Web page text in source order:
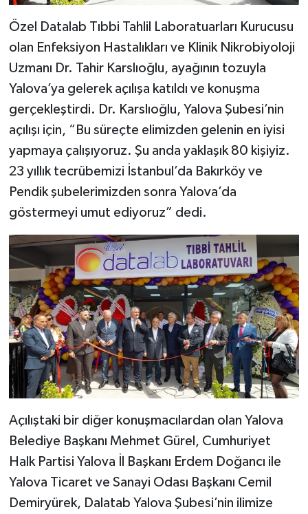
Özel Datalab Tıbbi Tahlil Laboratuarları Kurucusu
olan Enfeksiyon Hastalıkları ve Klinik Nikrobiyoloji
Uzmanı Dr. Tahir Karslıoğlu, ayağının tozuyla
Yalova’ya gelerek açılışa katıldı ve konuşma
gerçekleştirdi. Dr. Karslıoğlu, Yalova Şubesi’nin
açılışı için, “Bu süreçte elimizden gelenin en iyisi
yapmaya çalışıyoruz. Şu anda yaklaşık 80 kişiyiz.
23 yıllık tecrübemizi İstanbul’da Bakırköy ve
Pendik şubelerimizden sonra Yalova’da
göstermeyi umut ediyoruz” dedi.
Açılıştaki bir diğer konuşmacılardan olan Yalova
Belediye Başkanı Mehmet Gürel, Cumhuriyet
Halk Partisi Yalova İl Başkanı Erdem Doğancı ile
Yalova Ticaret ve Sanayi Odası Başkanı Cemil
Demiryürek, Dalatab Yalova Şubesi’nin ilimize